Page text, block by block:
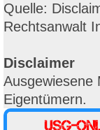
Quelle:
Rechtsanwalt
Disclaimer
Ausgewiesene
Eigentümern.